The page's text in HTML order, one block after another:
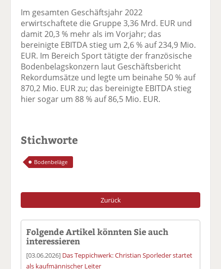
o
k
te
il
e
n
n
te
il
e
n
se
n
d
e
n
Im gesamten Geschäftsjahr 2022
erwirtschaftete die Gruppe 3,36 Mrd. EUR und
damit 20,3 % mehr als im Vorjahr; das
bereinigte EBITDA stieg um 2,6 % auf 234,9 Mio.
EUR. Im Bereich Sport tätigte der französische
Bodenbelagskonzern laut Geschäftsbericht
Rekordumsätze und legte um beinahe 50 % auf
870,2 Mio. EUR zu; das bereinigte EBITDA stieg
hier sogar um 88 % auf 86,5 Mio. EUR.
Stichworte
Bodenbeläge
Zurück
Folgende Artikel könnten Sie auch
interessieren
[03.06.2026] Das Teppichwerk: Christian Sporleder startet
als kaufmännischer Leiter